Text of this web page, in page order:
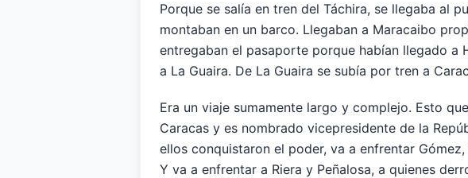
Porque se salía en tren del Táchira, se llegaba al
montaban en un barco. Llegaban a Maracaibo
entregaban el pasaporte porque habían llegado a
a La Guaira. De La Guaira se subía por tren a
Era un viaje sumamente largo y complejo. Esto
Caracas y es nombrado vicepresidente de la
ellos conquistaron el poder, va a enfrentar
Y va a enfrentar a Riera y Peñalosa, a quienes